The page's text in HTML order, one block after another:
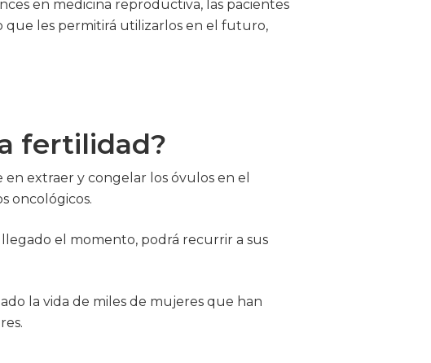
en medicina reproductiva, las pacientes
que les permitirá utilizarlos en el futuro,
fertilidad?
extraer y congelar los óvulos en el
oncológicos.
el momento, podrá recurrir a sus
la vida de miles de mujeres que han